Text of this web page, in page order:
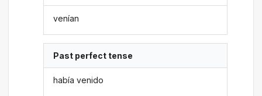
venían
Past perfect tense
había venido